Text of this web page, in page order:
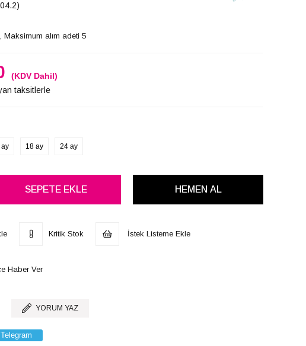
Maksimum alım adeti 5
(KDV Dahil)
taksitlerle
ay 18 ay 24 ay
Kritik Stok İstek Listeme Ekle
Haber Ver
YORUM YAZ
Telegram